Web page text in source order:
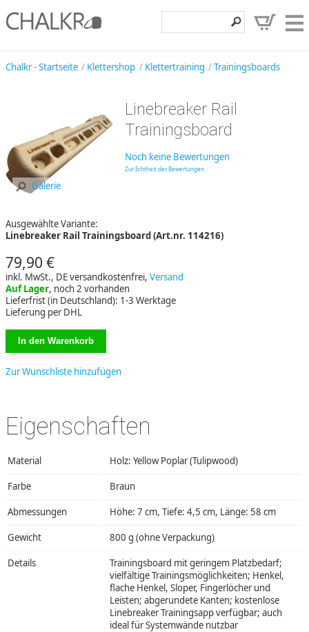
Klettershop
Chalkr - Startseite Klettershop Klettertraining Trainingsboards
Galerie
Linebreaker Rail
Trainingsboard
Noch keine Bewertungen
Zur Echtheit der Bewertungen
Ausgewählte Variante:
Linebreaker Rail Trainingsboard (Art.nr. 114216)
79,90 €
inkl. MwSt., DE versandkostenfrei, Versand
Auf Lager, noch 2 vorhanden
Lieferfrist (in Deutschland): 1-3 Werktage
Lieferung per DHL
Zur Wunschliste hinzufügen
Eigenschaften
Material Holz: Yellow Poplar (Tulipwood)
Farbe Braun
Abmessungen Höhe: 7 cm, Tiefe: 4,5 cm, Länge: 58 cm
Gewicht 800 g (ohne Verpackung)
Details
Trainingsboard mit geringem Platzbedarf;
vielfältige Trainingsmöglichkeiten; Henkel,
flache Henkel, Sloper, Fingerlöcher und
Leisten; abgerundete Kanten; kostenlose
Linebreaker Trainingsapp verfügbar; auch
ideal für Systemwände nutzbar